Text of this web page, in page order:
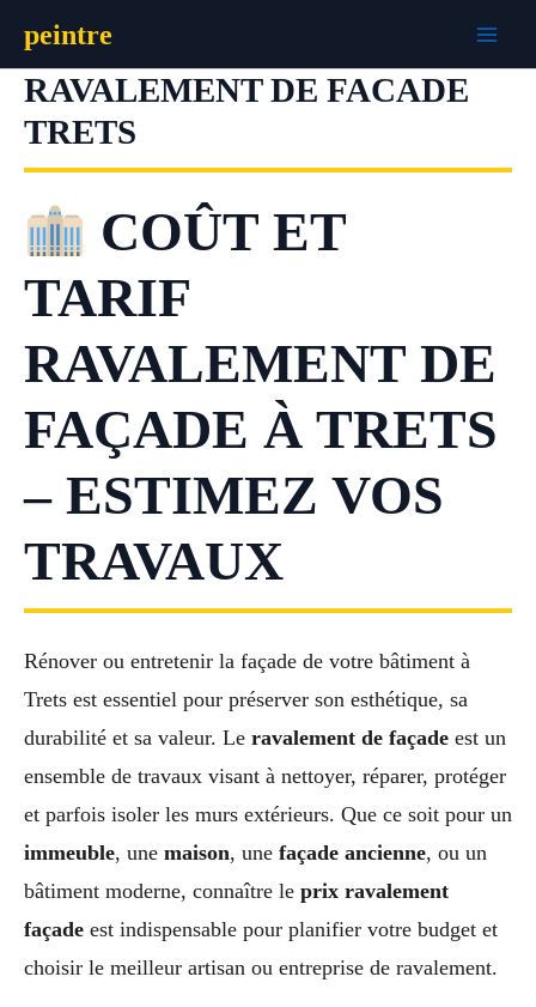
contenu
peintre
RAVALEMENT DE FACADE
TRETS
COÛT ET
TARIF
RAVALEMENT DE
FAÇADE À TRETS
– ESTIMEZ VOS
TRAVAUX
Rénover ou entretenir la façade de votre bâtiment à
Trets est essentiel pour préserver son esthétique, sa
durabilité et sa valeur. Le ravalement de façade est un
ensemble de travaux visant à nettoyer, réparer, protéger
et parfois isoler les murs extérieurs. Que ce soit pour un
immeuble, une maison, une façade ancienne, ou un
bâtiment moderne, connaître le prix ravalement
façade est indispensable pour planifier votre budget et
choisir le meilleur artisan ou entreprise de ravalement.